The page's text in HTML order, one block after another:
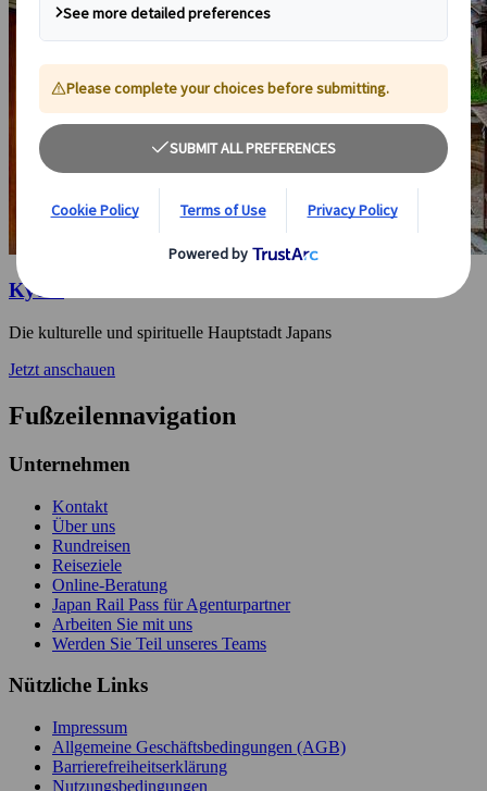
Kyoto
Die kulturelle und spirituelle Hauptstadt Japans
Jetzt anschauen
Fußzeilennavigation
Unternehmen
Kontakt
Über uns
Rundreisen
Reiseziele
Online-Beratung
Japan Rail Pass für Agenturpartner
Arbeiten Sie mit uns
Werden Sie Teil unseres Teams
Nützliche Links
Impressum
Allgemeine Geschäftsbedingungen (AGB)
Barrierefreiheitserklärung
Nutzungsbedingungen